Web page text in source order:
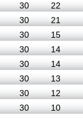
30
22
30
21
30
15
30
14
30
14
30
13
30
12
30
10